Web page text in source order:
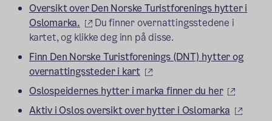
Oversikt over Den Norske Turistforenings hytter i
Oslomarka.
(ekstern lenke)
Du finner overnattingsstedene i
kartet, og klikke deg inn på disse.
Finn Den Norske Turistforenings (DNT) hytter og
overnattingssteder i kart
(ekstern lenke)
Oslospeidernes hytter i marka finner du her
Aktiv i Oslos oversikt over hytter i Oslomarka